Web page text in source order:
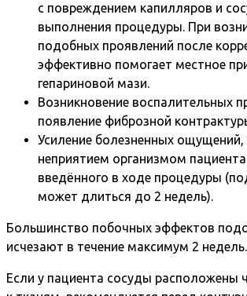
с повреждением капилляров и
выполнения процедуры. При
подобных проявлений после
эффективно помогает местное
гепариновой мази.
Возникновение воспалительных
появление фиброзной
Усиление болезненных
неприятием организмом
введённого в ходе процедуры
может длиться до 2 недель).
Большинство побочных эффектов
исчезают в течение максимум 2 недель.
Если у пациента сосуды расположены